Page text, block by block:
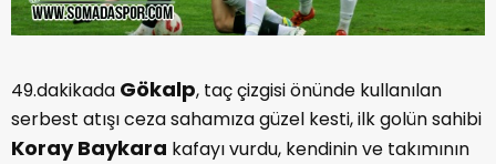
49.dakikada Gökalp, taç çizgisi önünde kullanılan
serbest atışı ceza sahamıza güzel kesti, ilk golün sahibi
Koray Baykara kafayı vurdu, kendinin ve takımının